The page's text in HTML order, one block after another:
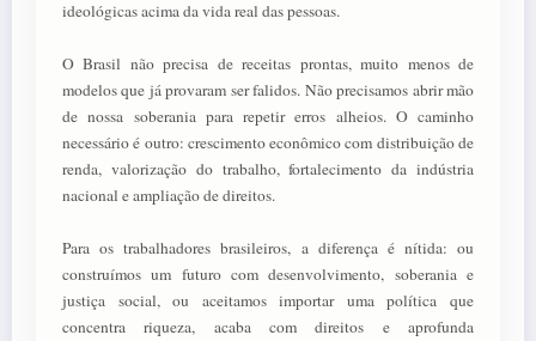
ideológicas acima da vida real das pessoas.
O Brasil não precisa de receitas prontas, muito menos de
modelos que já provaram ser falidos. Não precisamos abrir mão
de nossa soberania para repetir erros alheios. O caminho
necessário é outro: crescimento econômico com distribuição de
renda, valorização do trabalho, fortalecimento da indústria
nacional e ampliação de direitos.
Para os trabalhadores brasileiros, a diferença é nítida: ou
construímos um futuro com desenvolvimento, soberania e
justiça social, ou aceitamos importar uma política que
concentra riqueza, acaba com direitos e aprofunda